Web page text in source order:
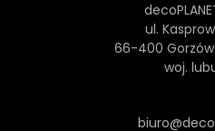
ul.
66-400
woj.